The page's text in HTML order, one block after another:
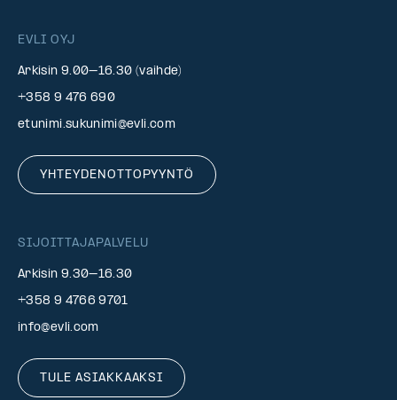
EVLI OYJ
Arkisin 9.00–16.30 (vaihde)
+358 9 476 690
etunimi.sukunimi@evli.com
YHTEYDENOTTOPYYNTÖ
SIJOITTAJAPALVELU
Arkisin 9.30–16.30
+358 9 4766 9701
info@evli.com
TULE ASIAKKAAKSI